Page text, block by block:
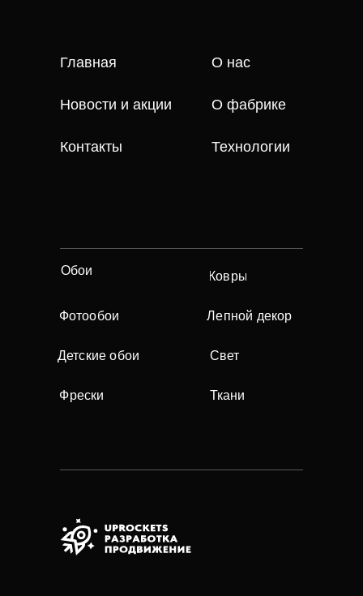
Главная
Новости и акции
Контакты Технологии
О нас
О фабрике
Обои
Фотообои
Детские обои
Фрески
Ковры
Лепной декор
Свет
Ткани